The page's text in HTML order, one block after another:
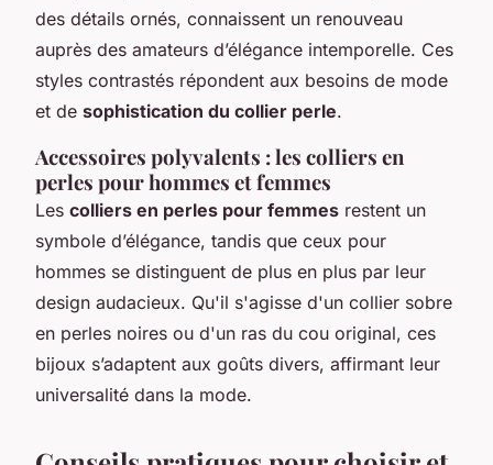
des détails ornés, connaissent un renouveau
auprès des amateurs d’élégance intemporelle. Ces
styles contrastés répondent aux besoins de mode
et de sophistication du collier perle.
Accessoires polyvalents : les colliers en
perles pour hommes et femmes
Les colliers en perles pour femmes restent un
symbole d’élégance, tandis que ceux pour
hommes se distinguent de plus en plus par leur
design audacieux. Qu'il s'agisse d'un collier sobre
en perles noires ou d'un ras du cou original, ces
bijoux s’adaptent aux goûts divers, affirmant leur
universalité dans la mode.